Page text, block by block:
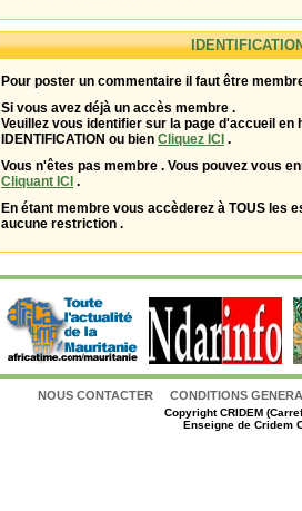
Pour poster un commentaire il faut être
Si vous avez déjà un accès membre .
Veuillez vous identifier sur la page d'accueil en
IDENTIFICATION ou bien Cliquez ICI .
Vous n'êtes pas membre . Vous pouvez vous
Cliquant ICI .
En étant membre vous accèderez à TOUS les
aucune restriction .
NOUS CONTACTER CONDITIONS
CopyrightCRIDEM
Enseigne de Cridem